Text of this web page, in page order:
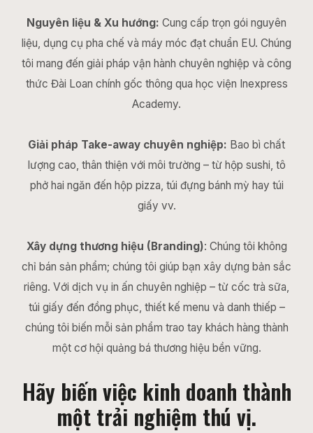
Nguyên liệu & Xu hướng: Cung cấp trọn gói nguyên
liệu, dụng cụ pha chế và máy móc đạt chuẩn EU. Chúng
tôi mang đến giải pháp vận hành chuyên nghiệp và công
thức Đài Loan chính gốc thông qua học viện Inexpress
Academy.
Giải pháp Take-away chuyên nghiệp: Bao bì chất
lượng cao, thân thiện với môi trường – từ hộp sushi, tô
phở hai ngăn đến hộp pizza, túi đựng bánh mỳ hay túi
giấy vv.
Xây dựng thương hiệu (Branding): Chúng tôi không
chỉ bán sản phẩm; chúng tôi giúp bạn xây dựng bản sắc
riêng. Với dịch vụ in ấn chuyên nghiệp – từ cốc trà sữa,
túi giấy đến đồng phục, thiết kế menu và danh thiếp –
chúng tôi biến mỗi sản phẩm trao tay khách hàng thành
một cơ hội quảng bá thương hiệu bền vững.
Hãy biến việc kinh doanh thành
một trải nghiệm thú vị.